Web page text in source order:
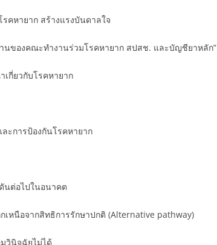
ายาก สร้างแรงบันดาลใจ
งคณะทำงานร่วมโรคหายาก สปสช. และบัญชียาหลัก”
ยวกับโรคหายาก
ารป้องกันโรคหายาก
อไปในอนาคต
อจากสิทธิการรักษาปกติ (Alternative pathway)
นิจฉัยไม่ได้